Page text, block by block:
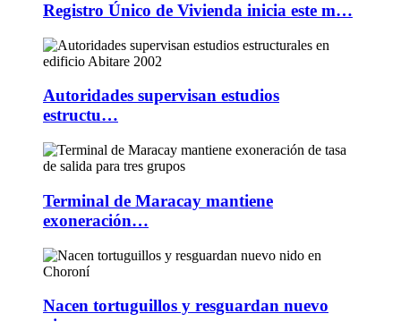
Registro Único de Vivienda inicia este m…
Autoridades supervisan estudios
estructu…
Terminal de Maracay mantiene
exoneración…
Nacen tortuguillos y resguardan nuevo